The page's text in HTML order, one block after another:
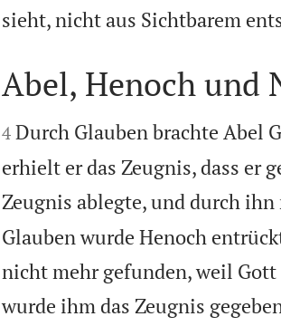
sieht, nicht aus Sichtbarem

Abel, Henoch und

4 Durch Glauben brachte Abel
erhielt er das Zeugnis, dass er
Zeugnis ablegte, und durch
Glauben wurde Henoch
nicht mehr gefunden, weil
wurde ihm das Zeugnis